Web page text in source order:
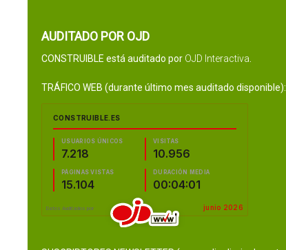
AUDITADO POR OJD
CONSTRUIBLE está auditado por OJD Interactiva
TRÁFICO WEB (durante último mes auditado disponible):